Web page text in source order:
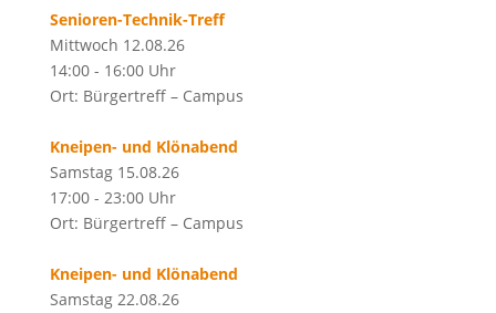
Senioren-Technik-Treff
Mittwoch 12.08.26
14:00 - 16:00 Uhr
Ort: Bürgertreff – Campus
Kneipen- und Klönabend
Samstag 15.08.26
17:00 - 23:00 Uhr
Ort: Bürgertreff – Campus
Kneipen- und Klönabend
Samstag 22.08.26